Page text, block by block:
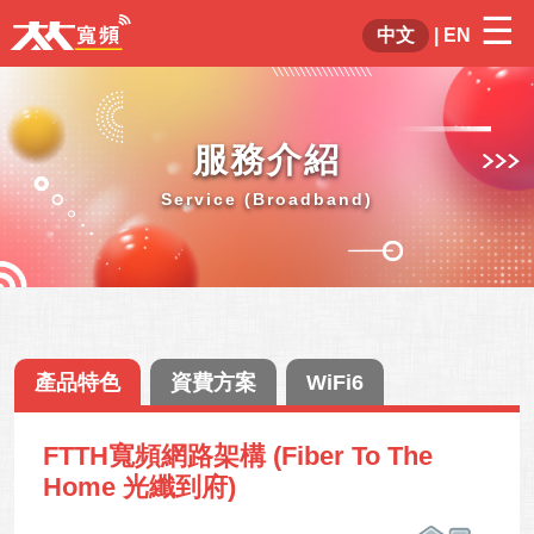
☰
中文 EN ×
服務介紹
Service (Broadband)
產品特色 資費方案 WiFi6
FTTH寬頻網路架構 (Fiber To The
Home 光纖到府)